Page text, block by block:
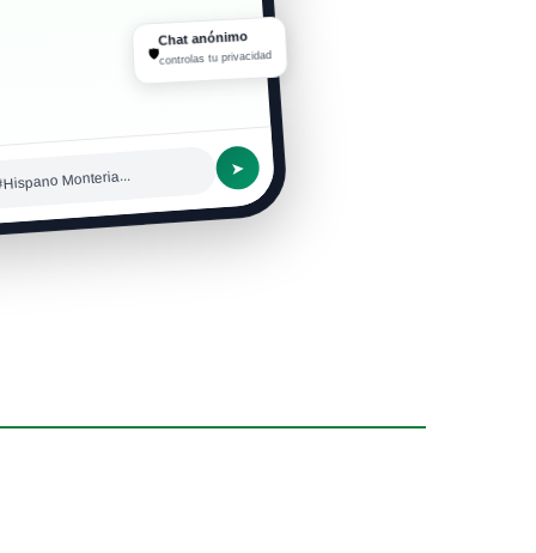
Monteria... ➤
🛡
Chat anónimo
controlas tu privacidad